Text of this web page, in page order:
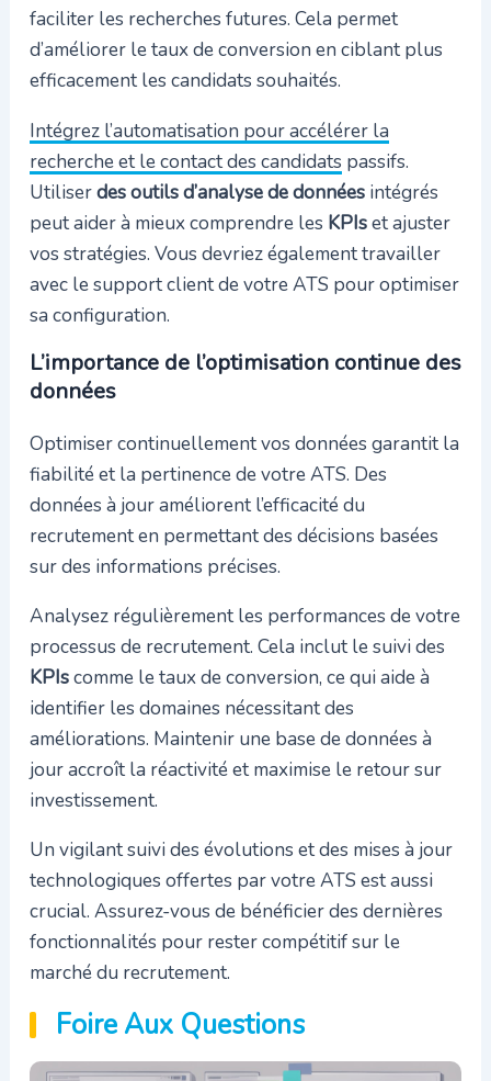
faciliter les recherches futures. Cela permet
d’améliorer le taux de conversion en ciblant plus
efficacement les candidats souhaités.
Intégrez l’automatisation pour accélérer la
recherche et le contact des candidats passifs.
Utiliserdes outils d’analyse de donnéesintégrés
peut aider à mieux comprendre les KPIset ajuster
vos stratégies. Vous devriez également travailler
avec le support client de votre ATS pour optimiser
sa configuration.
L’importance de l’optimisation continue des
données
Optimiser continuellement vos données garantit la
fiabilité et la pertinence de votre ATS. Des
données à jour améliorent l’efficacité du
recrutement en permettant des décisions basées
sur des informations précises.
Analysez régulièrement les performances de votre
processus de recrutement. Cela inclut le suivi des
KPIscomme le taux de conversion, ce qui aide à
identifier les domaines nécessitant des
améliorations. Maintenir une base de données à
jour accroît la réactivité et maximise le retour sur
investissement.
Un vigilant suivi des évolutions et des mises à jour
technologiques offertes par votre ATS est aussi
crucial. Assurez-vous de bénéficier des dernières
fonctionnalités pour rester compétitif sur le
marché du recrutement.
Foire Aux Questions